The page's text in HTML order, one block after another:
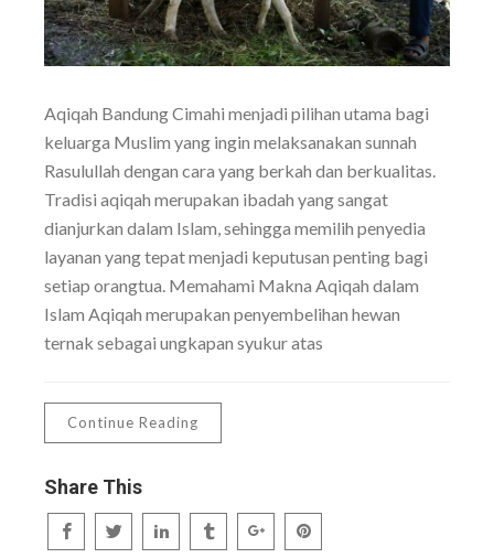
Aqiqah Bandung Cimahi menjadi pilihan utama bagi
keluarga Muslim yang ingin melaksanakan sunnah
Rasulullah dengan cara yang berkah dan berkualitas.
Tradisi aqiqah merupakan ibadah yang sangat
dianjurkan dalam Islam, sehingga memilih penyedia
layanan yang tepat menjadi keputusan penting bagi
setiap orangtua. Memahami Makna Aqiqah dalam
Islam Aqiqah merupakan penyembelihan hewan
ternak sebagai ungkapan syukur atas
Continue Reading
Share This